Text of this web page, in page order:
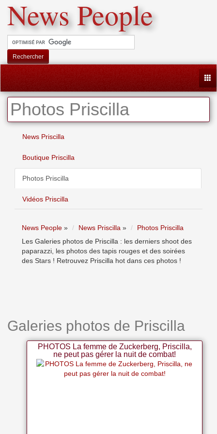
News People
Rechercher
Photos Priscilla
News Priscilla
Boutique Priscilla
Photos Priscilla
Vidéos Priscilla
News People » News Priscilla »
Photos Priscilla
Les Galeries photos de Priscilla : les derniers shoot des
paparazzi, les photos des tapis rouges et des soirées
des Stars ! Retrouvez Priscilla hot dans ces photos !
Galeries photos de Priscilla
PHOTOS La femme de Zuckerberg, Priscilla,
ne peut pas gérer la nuit de combat!